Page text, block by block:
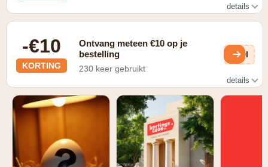
details
Philips-huishoudapparaten.
-€10
KORTING
Ontvang meteen €10 op je
bestelling
230 keer gebruikt
SDl
details
Schrijf je in op de nieuwsbrief en ontvang €10 korting op je
bestelling